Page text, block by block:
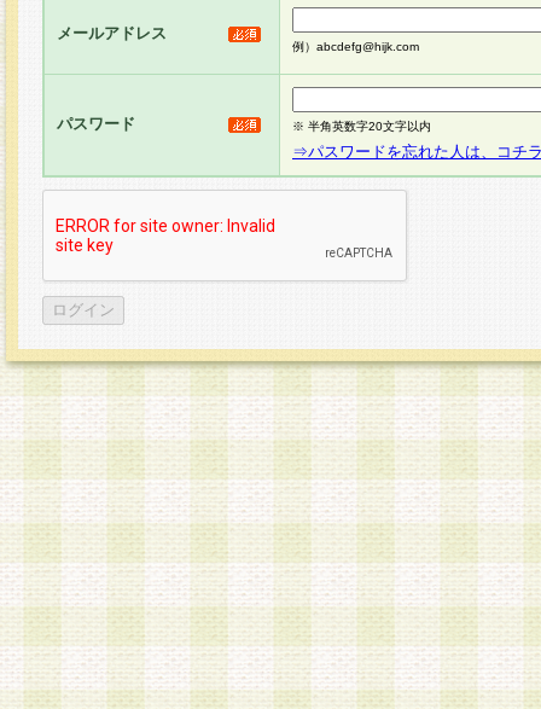
メールアドレス
例）abcdefg@hijk.com
パスワード ※ 半角英数字20文字以内
⇒パスワードを忘れた人は、コチ